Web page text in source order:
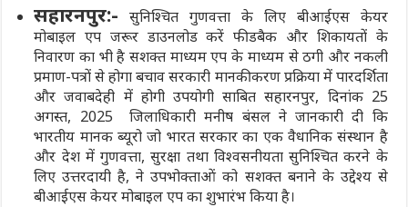
सहारनपुर:- सुनिश्चित गुणवत्ता के लिए बीआईएस केयर
मोबाइल एप जरूर डाउनलोड करें फीडबैक और शिकायतों के
निवारण का भी है सशक्त माध्यम एप के माध्यम से ठगी और नकली
प्रमाण-पत्रों से होगा बचाव सरकारी मानकीकरण प्रक्रिया में पारदर्शिता
और जवाबदेही में होगी उपयोगी साबित सहारनपुर, दिनांक 25
अगस्त, 2025 जिलाधिकारी मनीष बंसल ने जानकारी दी कि
भारतीय मानक ब्यूरो जो भारत सरकार का एक वैधानिक संस्थान है
और देश में गुणवत्ता, सुरक्षा तथा विश्वसनीयता सुनिश्चित करने के
लिए उत्तरदायी है, ने उपभोक्ताओं को सशक्त बनाने के उद्देश्य से
बीआईएस केयर मोबाइल एप का शुभारंभ किया है।